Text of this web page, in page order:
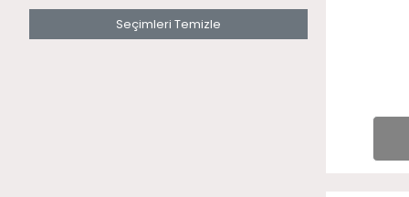
Seçimleri Temizle